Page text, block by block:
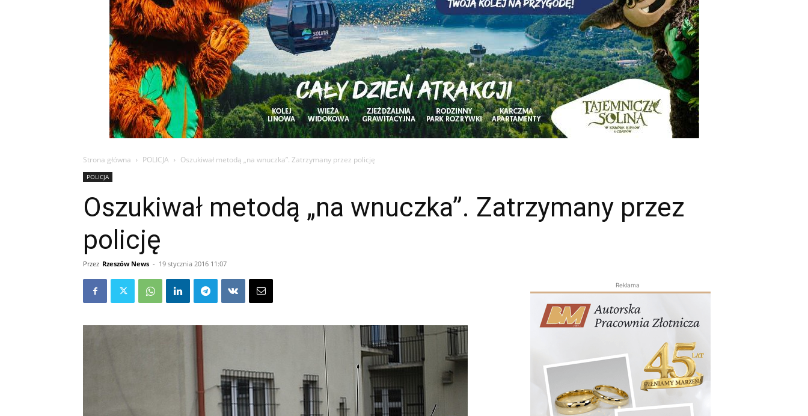
Strona główna POLICJA Oszukiwał metodą „na wnuczka”. Zatrzymany przez policję
POLICJA
Oszukiwał metodą „na wnuczka”. Zatrzymany przez
policję
Przez Rzeszów News - 19 stycznia 2016 11:07
Reklama